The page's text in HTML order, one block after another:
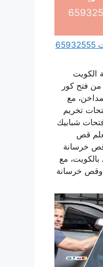
قص خرسانه بالليزر الكويت 65932555
24 ساعة من فتح كور
مع
تخريم
شبابيك
قص
قص خرسانة
مع
وقص خرسانة